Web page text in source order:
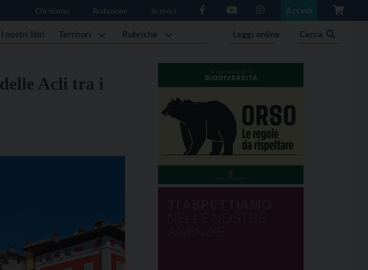
Chi Siamo Redazione Scrivici Accedi
I nostri libri Territori Rubriche Leggi online Cerca
Acli tra i